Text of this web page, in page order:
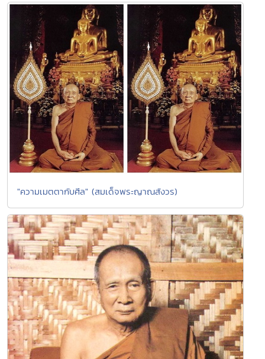
"ความเมตตากับศีล" (สมเด็จพระญาณสังวร)